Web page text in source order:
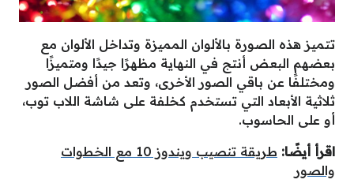
تتميز هذه الصورة بالألوان المميزة وتداخل الألوان مع
بعضهم البعض أنتج في النهاية مظهرًا جيدًا ومتميزًا
ومختلفًا عن باقي الصور الأخرى، وتعد من أفضل الصور
ثلاثية الأبعاد التي تستخدم كخلفة على شاشة اللاب توب،
أو على الحاسوب.
اقرأ أيضًا:
طريقة تنصيب ويندوز 10 مع الخطوات
والصور